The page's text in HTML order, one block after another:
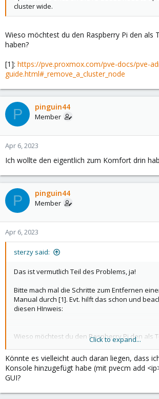
cluster wide.
Wieso möchtest du den Raspberry Pi den als
haben?
[1]: https://pve.proxmox.com/pve-docs/pve-
guide.html#_remove_a_cluster_node
P pinguin44
Member
Apr 6, 2023
Ich wollte den eigentlich zum Komfort drin
P pinguin44
Member
Apr 6, 2023
sterzy said:
Das ist vermutlich Teil des Problems, ja!
Bitte mach mal die Schritte zum Entfernen
Manual durch [1]. Evt. hilft das schon und
diesen HInweis:
Wieso möchtest du den Raspberry Pi den als
[1]:https://pve.proxmox.com/pve-docs/pve-
guide.html#_remove_a_cluster_node
Click to expand...
Könnte es vielleicht auch daran liegen, dass
Konsole hinzugefügt habe (mit pvecm add
GUI?